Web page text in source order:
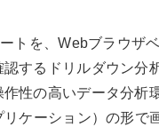
を、Webブラウザ
するドリルダウン分
性の高いデータ分析
ケーション）の形で